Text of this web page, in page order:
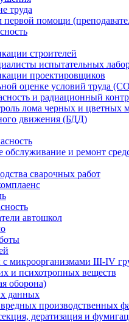
труда
первой помощи
строителей
испытательных
проектировщиков
оценке условий труда
и радиационный
лома черных и цветных
движения (БДД)
обслуживание и ремонт
сварочных работ
автошкол
с микроорганизмами III-IV
и психотропных веществ
оборона)
данных
производственных
дератизация и